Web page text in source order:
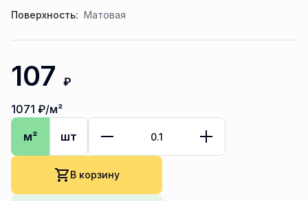
Поверхность: Матовая
107 ₽
1071 ₽/м²
м²
шт
В корзину